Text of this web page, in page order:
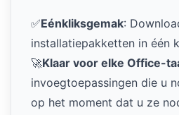
✅Eénkliksgemak:
installatiepakketten in één
🚀Klaar voor elke Office-
invoegtoepassingen die u
op het moment dat u ze